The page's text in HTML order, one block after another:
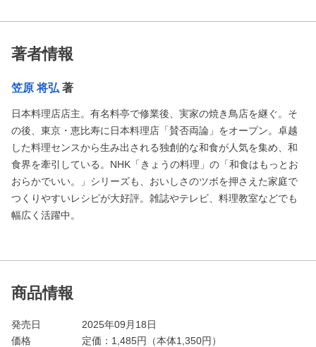
著者情報
笠原 将弘 著
日本料理店店主。有名料亭で修業後、実家の焼き鳥店を継ぐ。そ
の後、東京・恵比寿に日本料理店「賛否両論」をオープン。卓越
した料理センスから生み出される独創的な和食が人気を集め、和
食界を牽引している。NHK「きょうの料理」の「和食はもっとお
おらかでいい。」シリーズも、おいしさのツボを押さえた家庭で
つくりやすいレシピが大好評。雑誌やテレビ、料理教室などでも
幅広く活躍中。
商品情報
発売日
2025年09月18日
価格
定価： 1,485円（本体1,350円）